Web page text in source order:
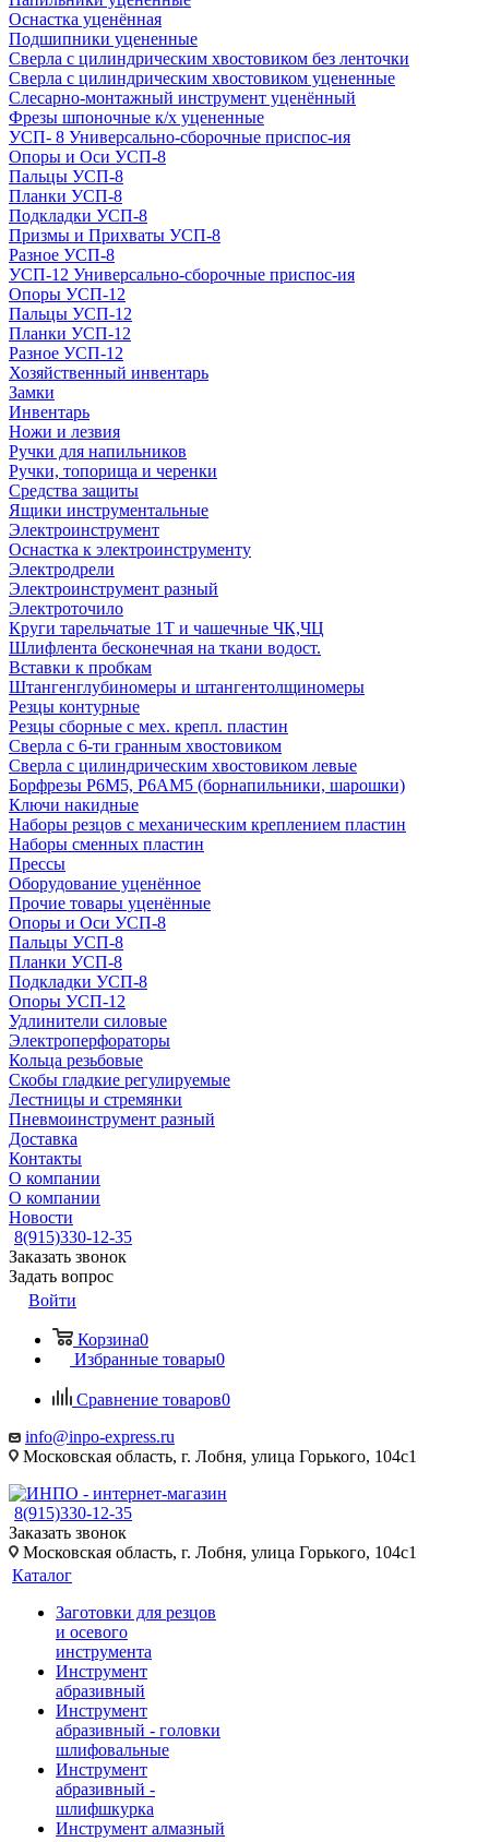
Оснастка уценённая
Подшипники уцененные
Сверла с цилиндрическим хвостовиком без ленточки
Сверла с цилиндрическим хвостовиком уцененные
Слесарно-монтажный инструмент уценённый
Фрезы шпоночные к/х уцененные
УСП- 8 Универсально-сборочные приспос-ия
Опоры и Оси УСП-8
Пальцы УСП-8
Планки УСП-8
Подкладки УСП-8
Призмы и Прихваты УСП-8
Разное УСП-8
УСП-12 Универсально-сборочные приспос-ия
Опоры УСП-12
Пальцы УСП-12
Планки УСП-12
Разное УСП-12
Хозяйственный инвентарь
Замки
Инвентарь
Ножи и лезвия
Ручки для напильников
Ручки, топорища и черенки
Средства защиты
Ящики инструментальные
Электроинструмент
Оснастка к электроинструменту
Электродрели
Электроинструмент разный
Электроточило
Круги тарельчатые 1Т и чашечные ЧК,ЧЦ
Шлифлента бесконечная на ткани водост.
Вставки к пробкам
Штангенглубиномеры и штангентолщиномеры
Резцы контурные
Резцы сборные с мех. крепл. пластин
Сверла с 6-ти гранным хвостовиком
Сверла с цилиндрическим хвостовиком левые
Борфрезы Р6М5, Р6АМ5 (борнапильники, шарошки)
Ключи накидные
Наборы резцов с механическим креплением пластин
Наборы сменных пластин
Прессы
Оборудование уценённое
Прочие товары уценённые
Опоры и Оси УСП-8
Пальцы УСП-8
Планки УСП-8
Подкладки УСП-8
Опоры УСП-12
Удлинители силовые
Электроперфораторы
Кольца резьбовые
Скобы гладкие регулируемые
Лестницы и стремянки
Пневмоинструмент разный
Доставка
Контакты
О компании
О компании
Новости
8(915)330-12-35
Заказать звонок
Задать вопрос
Войти
Корзина0
Избранные товары0
Сравнение товаров0
info@inpo-express.ru
Московская область, г. Лобня, улица Горького, 104с1
8(915)330-12-35
Заказать звонок
Московская область, г. Лобня, улица Горького, 104с1
Каталог
Заготовки для резцов
и осевого
инструмента
Инструмент
абразивный
Инструмент
абразивный - головки
шлифовальные
Инструмент
абразивный -
шлифшкурка
Инструмент алмазный